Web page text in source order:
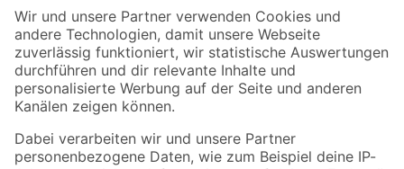
Der toom Newsletter: Keine Angebote und Aktionen mehr verpassen!
Zur Newsletter Anmeldung
Folge uns